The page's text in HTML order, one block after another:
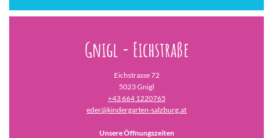
Gnigl - Eichstraße
Eichstrasse 72
5023 Gnigl
+43 664 1220765
eder@kindergarten-salzburg.at
Unsere Öffnungszeiten